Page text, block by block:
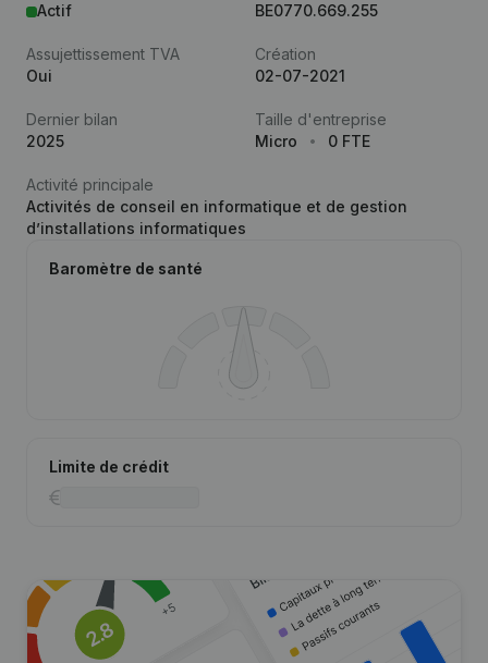
Actif
BE0770.669.255
Assujettissement TVA
Oui
Création
02-07-2021
Dernier bilan
2025
Taille d'entreprise
Micro
0 FTE
Activité principale
Activités de conseil en informatique et de gestion
d’installations informatiques
Baromètre de santé
Limite de crédit